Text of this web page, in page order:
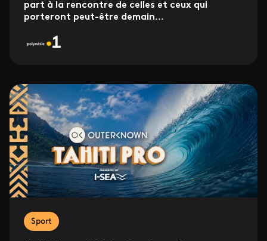
part à la rencontre de celles et ceux qui
porteront peut-être demain...
Sport